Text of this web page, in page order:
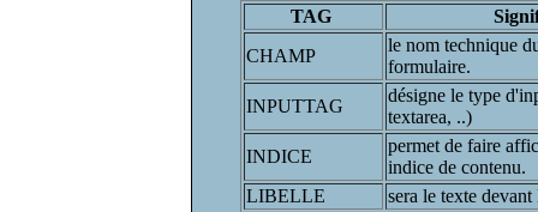
TAG
CHAMP
le nom technique
formulaire.
INPUTTAG
désigne le type
textarea, ..)
INDICE
permet de faire
indice de contenu.
LIBELLE
sera le texte